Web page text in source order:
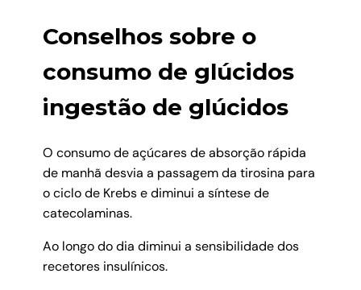
Conselhos sobre o
consumo de glúcidos
ingestão de glúcidos
O consumo de açúcares de absorção rápida
de manhã desvia a passagem da tirosina para
o ciclo de Krebs e diminui a síntese de
catecolaminas.
Ao longo do dia diminui a sensibilidade dos
recetores insulínicos.